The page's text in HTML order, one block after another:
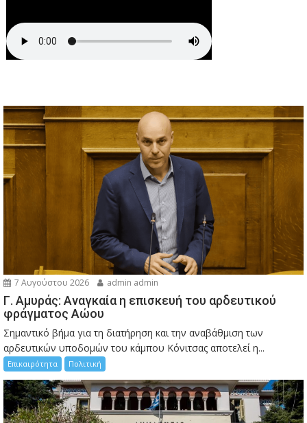
7 Αυγούστου 2026 admin admin
Γ. Αμυράς: Αναγκαία η επισκευή του αρδευτικού
φράγματος Αώου
Σημαντικό βήμα για τη διατήρηση και την αναβάθμιση των
αρδευτικών υποδομών του κάμπου Κόνιτσας αποτελεί η...
Επικαιρότητα Πολιτική